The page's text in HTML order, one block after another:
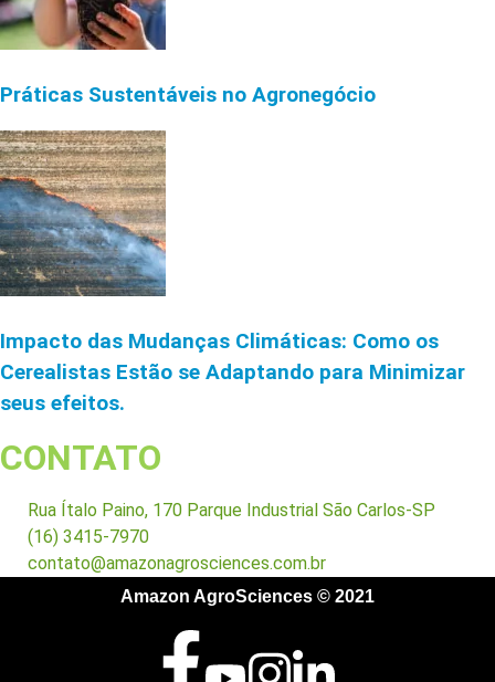
Práticas Sustentáveis no Agronegócio
Impacto das Mudanças Climáticas: Como os
Cerealistas Estão se Adaptando para Minimizar
seus efeitos.
CONTATO
Rua Ítalo Paino, 170 Parque Industrial São Carlos-SP
(16) 3415-7970
contato@amazonagrosciences.com.br
Amazon AgroSciences © 2021